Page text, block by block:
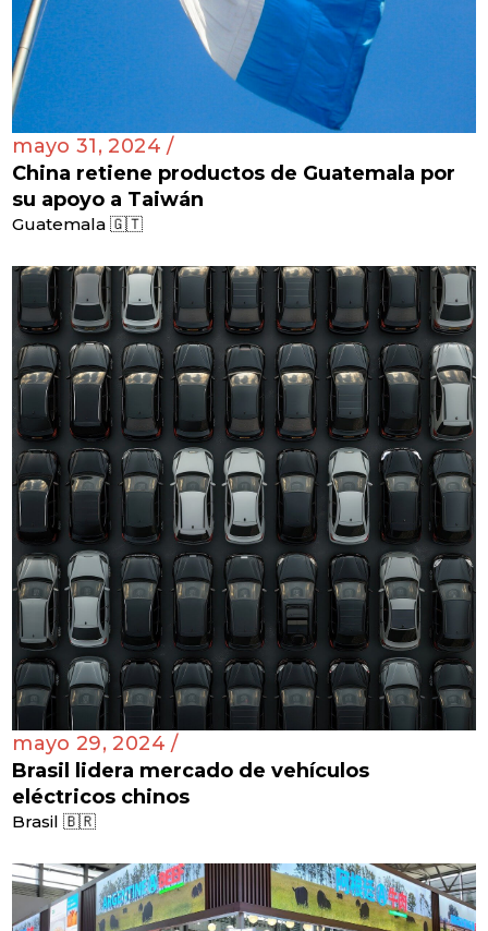
mayo 31, 2024 /
China retiene productos de Guatemala por
su apoyo a Taiwán
Guatemala 🇬🇹
mayo 29, 2024 /
Brasil lidera mercado de vehículos
eléctricos chinos
Brasil 🇧🇷